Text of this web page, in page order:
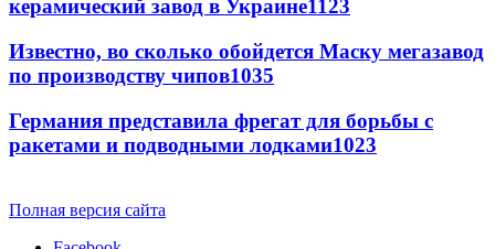
керамический завод в Украине1123
Известно, во сколько обойдется Маску мегазавод
по производству чипов1035
Германия представила фрегат для борьбы с
ракетами и подводными лодками1023
Полная версия сайта